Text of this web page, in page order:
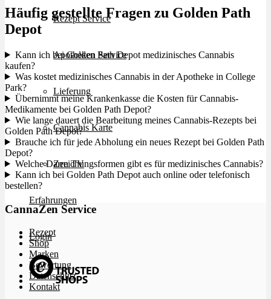
Rezept Service
Apotheken Service
Lieferung
Cannabis Karte
Zen TV
Erfahrungen
Login
Häufig gestellte Fragen zu Golden Path
Depot
Kann ich bei Golden Path Depot medizinisches Cannabis
kaufen?
Was kostet medizinisches Cannabis in der Apotheke in College
Park?
Übernimmt meine Krankenkasse die Kosten für Cannabis-
Medikamente bei Golden Path Depot?
Wie lange dauert die Bearbeitung meines Cannabis-Rezepts bei
Golden Path Depot?
Brauche ich für jede Abholung ein neues Rezept bei Golden Path
Depot?
Welche Darreichungsformen gibt es für medizinisches Cannabis?
Kann ich bei Golden Path Depot auch online oder telefonisch
bestellen?
CannaZen Service
Rezept
Shop
Marken
Bewertung
Datenschutz
Kontakt